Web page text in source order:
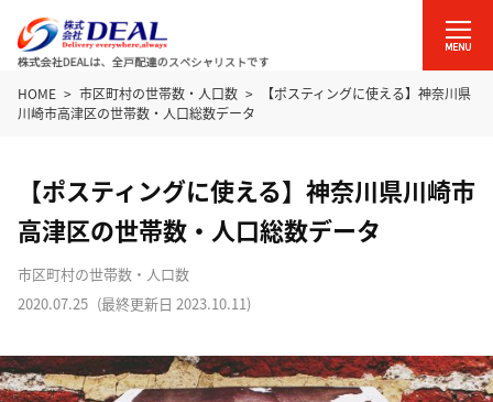
HOME 市区町村の世帯数・人口数
【ポスティングに使える】神奈川県
川崎市高津区の世帯数・人口総数データ
【ポスティングに使える】神奈川県川崎市
高津区の世帯数・人口総数データ
市区町村の世帯数・人口数
2020.07.25 (最終更新日 2023.10.11)